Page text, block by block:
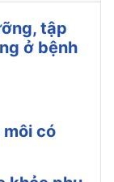
tập
ở bệnh
có